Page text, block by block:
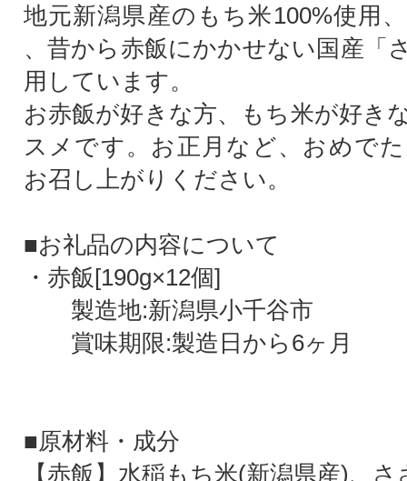
地元新潟県産のもち米100%使用
、昔から赤飯にかかせない国産「
用しています。
お赤飯が好きな方、もち米が好き
スメです。お正月など、おめで
お召し上がりください。
■お礼品の内容について
・赤飯[190g×12個]
製造地:新潟県小千谷市
賞味期限:製造日から6ヶ月
■原材料・成分
【赤飯】水稲もち米(新潟県産)、